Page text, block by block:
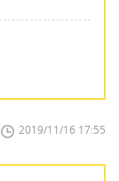
2019/11/16 17:55